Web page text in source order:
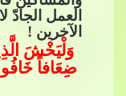
العمل الجادّ
الآخرين !
وَلْيَخْشَ
ضِعَافاً